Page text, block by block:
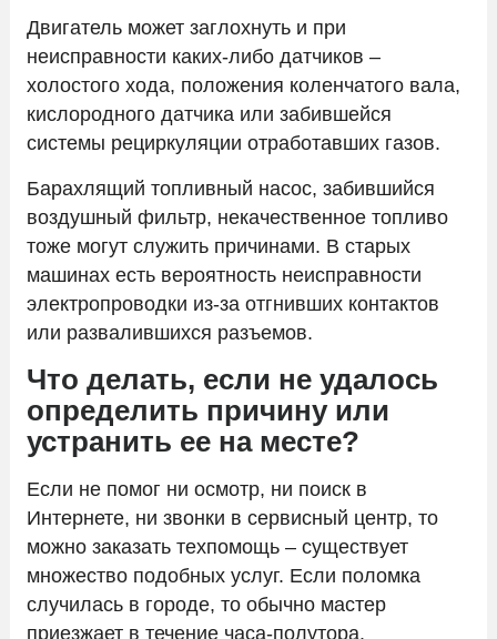
Двигатель может заглохнуть и при
неисправности каких-либо датчиков –
холостого хода, положения коленчатого вала,
кислородного датчика или забившейся
системы рециркуляции отработавших газов.
Барахлящий топливный насос, забившийся
воздушный фильтр, некачественное топливо
тоже могут служить причинами. В старых
машинах есть вероятность неисправности
электропроводки из-за отгнивших контактов
или развалившихся разъемов.
Что делать, если не удалось
определить причину или
устранить ее на месте?
Если не помог ни осмотр, ни поиск в
Интернете, ни звонки в сервисный центр, то
можно заказать техпомощь – существует
множество подобных услуг. Если поломка
случилась в городе, то обычно мастер
приезжает в течение часа-полутора.